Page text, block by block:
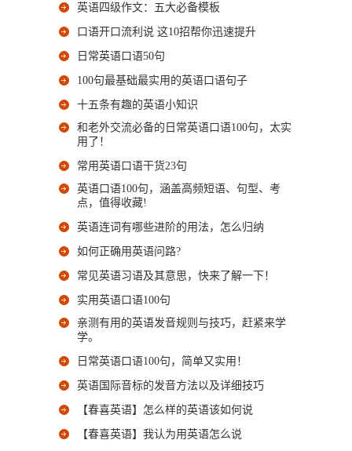
英语四级作文：五大必备模板
口语开口流利说 这10招帮你迅速提升
日常英语口语50句
100句最基础最实用的英语口语句子
十五条有趣的英语小知识
和老外交流必备的日常英语口语100句，太实
用了！
常用英语口语干货23句
英语口语100句，涵盖高频短语、句型、考
点，值得收藏!
英语连词有哪些进阶的用法，怎么归纳
如何正确用英语问路?
常见英语习语及其意思，快来了解一下！
实用英语口语100句
亲测有用的英语发音规则与技巧，赶紧来学
学。
日常英语口语100句，简单又实用！
英语国际音标的发音方法以及详细技巧
【春喜英语】怎么样的英语该如何说
【春喜英语】我认为用英语怎么说